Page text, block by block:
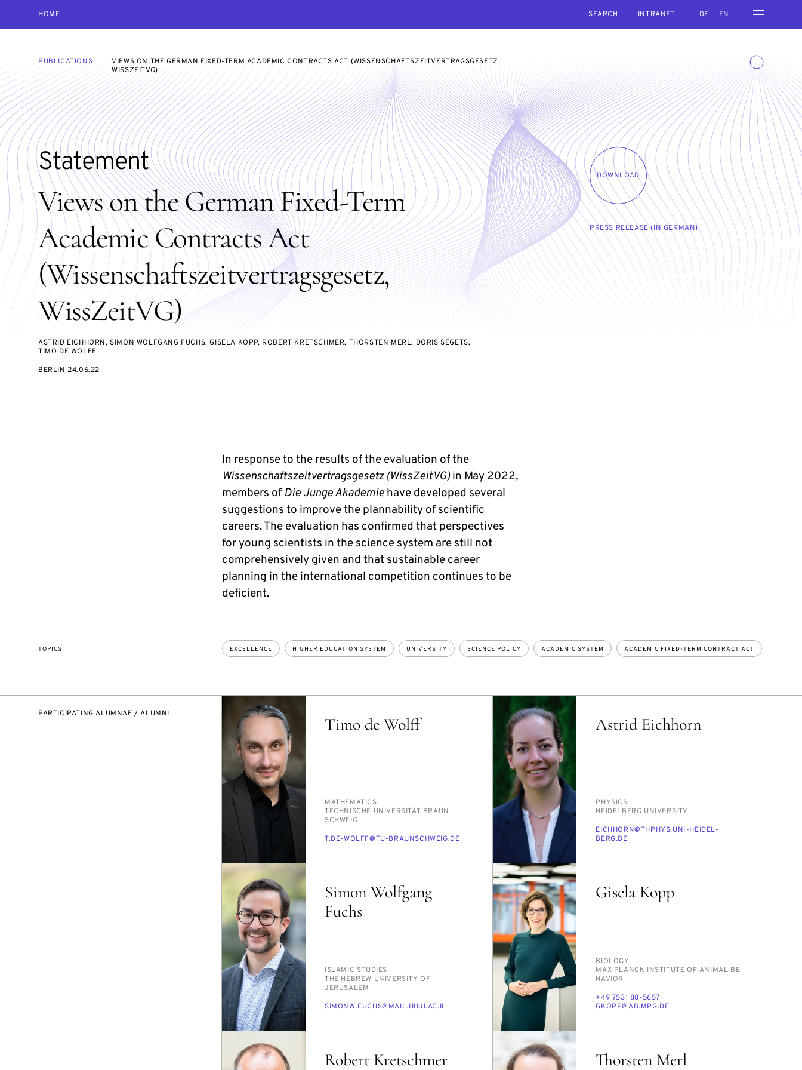
HOME
INTRANET
DE EN Open navigation menu
Toggle animations
PUBLICATIONS
VIEWS ON THE GERMAN FIXED-TERM ACADEMIC CONTRACTS ACT (WISSENSCHAFTSZEITVERTRAGSGESETZ,
WISSZEITVG)
Views on the German Fixed-Term
Academic Contracts Act
(Wissenschaftszeitvertragsgesetz,
WissZeitVG)
Statement
ASTRID EICHHORN, SIMON WOLFGANG FUCHS, GISELA KOPP, ROBERT KRETSCHMER, THORSTEN MERL, DORIS SEGETS,
TIMO DE WOLFF
BERLIN 24.06.22
DOWNLOAD
PRESS RELEASE (IN GERMAN)
In response to the results of the evaluation of the
Wissenschaftszeitvertragsgesetz (WissZeitVG)in May 2022,
members of Die Junge Akademiehave developed several
suggestions to improve the plannability of scientific
careers. The evaluation has confirmed that perspectives
for young scientists in the science system are still not
comprehensively given and that sustainable career
planning in the international competition continues to be
deficient.
TOPICS EXCELLENCE HIGHER EDUCATION SYSTEM UNIVERSITY SCIENCE POLICY ACADEMIC SYSTEM ACADEMIC FIXED-TERM CONTRACT ACT
PARTICIPATING ALUMNAE / ALUMNI
Timo de Wolff
PERSON_RESEARCH_SUBJECT
MATH­E­MAT­ICS
INSTITUTION
TECH­NIS­CHE UNI­VER­SITÄT BRAUN­
SCHWEIG
E-
T.DE-WOLFF@TU-BRAUN­SCHWEIG.DE
Astrid Eichhorn
PERSON_RESEARCH_SUBJECT
PHYSICS
INSTITUTION
HEI­DEL­BERG UNI­VER­SI­TY
E-
MAIL
EICH­HORN@TH­PHYS.UNI-HEI­DEL­
BERG.DE
Simon Wolfgang
Fuchs
PERSON_RESEARCH_SUBJECT
IS­LAM­IC STUD­IES
INSTITUTION
THE HE­BREW UNI­VER­SI­TY OF
JERUSALEM
E-
SI­MONW.FUCHS@MAIL.HU­JI.AC.IL
Gisela Kopp
PERSON_RESEARCH_SUBJECT
BI­OL­O­GY
INSTITUTION
MAX PLANCK IN­STI­TUTE OF AN­I­MAL BE­
HAV­IOR
PHONE
+49 7531 88-5657
E-
GKOPP@AB.MPG.DE
Robert Kretschmer Thorsten Merl